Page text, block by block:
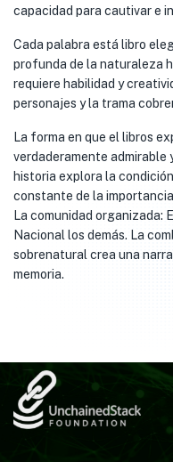
capacidad para cautivar e
Cada palabra está libro
profunda de la naturaleza
requiere habilidad y
personajes y la trama
La forma en que el libros
verdaderamente admirable
historia explora la
constante de la
La comunidad organizada:
Nacional los demás. La
sobrenatural crea una
memoria.